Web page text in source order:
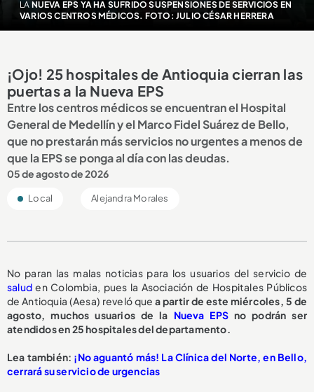
LA NUEVA EPS YA HA SUFRIDO SUSPENSIONES DE SERVICIOS EN
VARIOS CENTROS MÉDICOS. FOTO: JULIO CÉSAR HERRERA
¡Ojo! 25 hospitales de Antioquia cierran las
puertas a la Nueva EPS
Entre los centros médicos se encuentran el Hospital
General de Medellín y el Marco Fidel Suárez de Bello,
que no prestarán más servicios no urgentes a menos de
que la EPS se ponga al día con las deudas.
05 de agosto de 2026
Local Alejandra Morales
No paran las malas noticias para los usuarios del servicio de
salud en Colombia, pues la Asociación de Hospitales Públicos
de Antioquia (Aesa) reveló quea partir de este miércoles, 5 de
agosto, muchos usuarios de la Nueva EPS no podrán ser
atendidos en 25 hospitales del departamento.
Lea también: ¡No aguantó más! La Clínica del Norte, en Bello,
cerrará su servicio de urgencias